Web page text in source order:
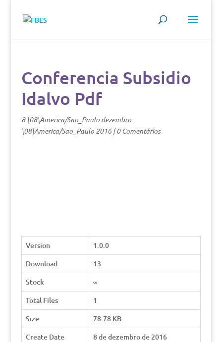
Conferencia Subsidio
Idalvo Pdf
8 \08\America/Sao_Paulo dezembro
\08\America/Sao_Paulo 2016|0 Comentários
Version
1.0.0
Download
13
Stock
∞
Total Files
1
Size
78.78 KB
Create Date
8 de dezembro de 2016